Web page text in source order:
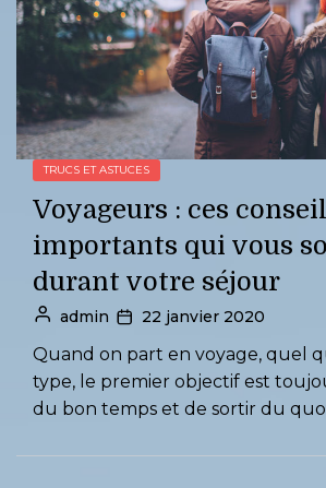
TRUCS ET ASTUCES
Voyageurs : ces
importants qui vous
durant votre séjour
admin 22 janvier 2020
Quand on part en voyage, quel
type, le premier objectif est
du bon temps et de sortir du